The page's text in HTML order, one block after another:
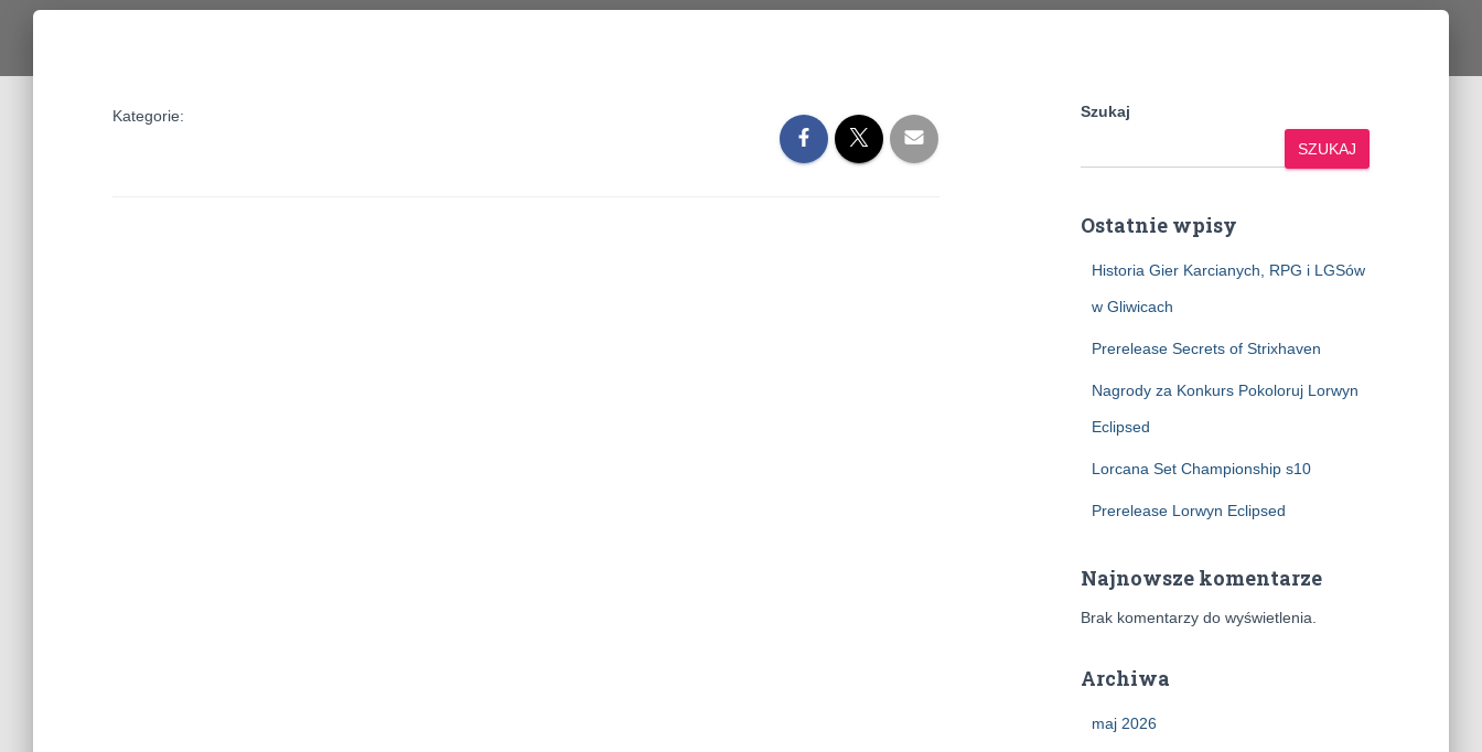
Kategorie: Szukaj
SZUKAJ
Ostatnie wpisy
Historia Gier Karcianych, RPG i LGSów
w Gliwicach
Prerelease Secrets of Strixhaven
Nagrody za Konkurs Pokoloruj Lorwyn
Eclipsed
Lorcana Set Championship s10
Prerelease Lorwyn Eclipsed
Najnowsze komentarze
Brak komentarzy do wyświetlenia.
Archiwa
maj 2026